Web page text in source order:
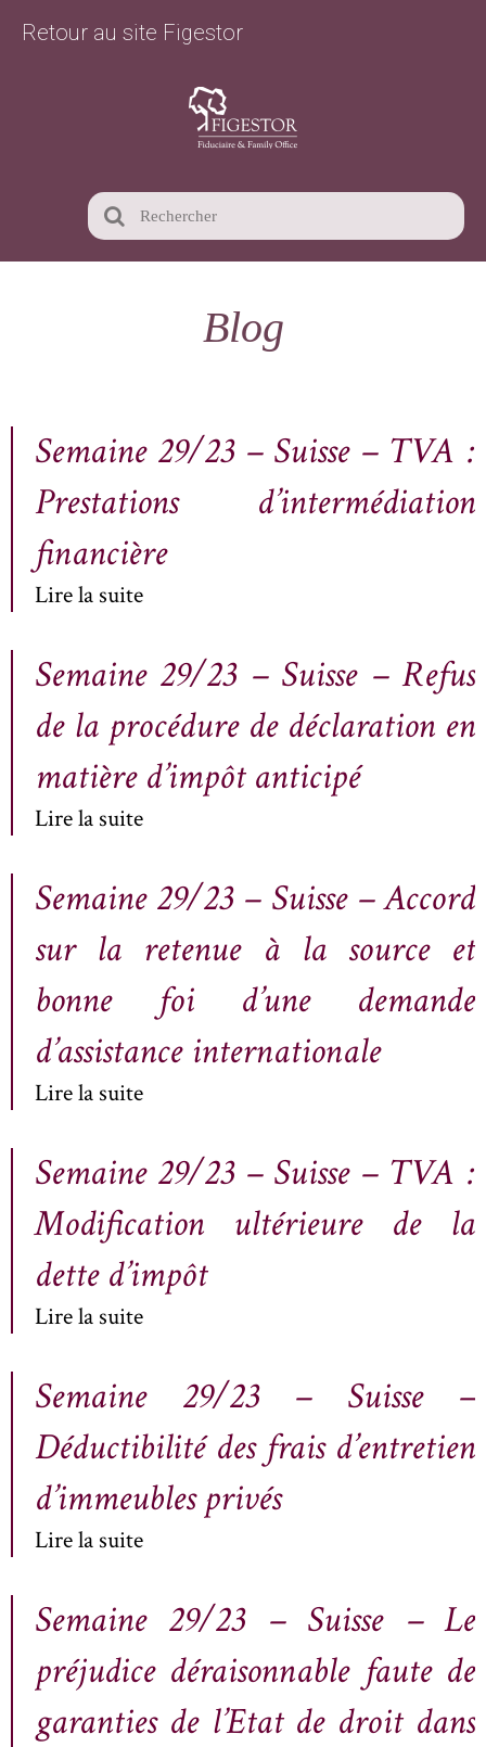
Retour au site Figestor
Blog
Semaine 29/23 – Suisse – TVA :
Prestations d’intermédiation
financière
Lire la suite
Semaine 29/23 – Suisse – Refus
de la procédure de déclaration en
matière d’impôt anticipé
Lire la suite
Semaine 29/23 – Suisse – Accord
sur la retenue à la source et
bonne foi d’une demande
d’assistance internationale
Lire la suite
Semaine 29/23 – Suisse – TVA :
Modification ultérieure de la
dette d’impôt
Lire la suite
Semaine 29/23 – Suisse –
Déductibilité des frais d’entretien
d’immeubles privés
Lire la suite
Semaine 29/23 – Suisse – Le
préjudice déraisonnable faute de
garanties de l’Etat de droit dans